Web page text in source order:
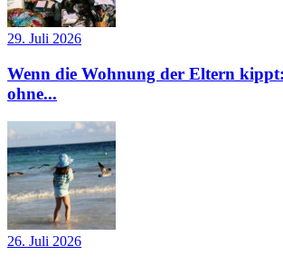
29. Juli 2026
Wenn die Wohnung der Eltern
ohne...
26. Juli 2026